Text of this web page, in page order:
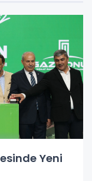
Yeni